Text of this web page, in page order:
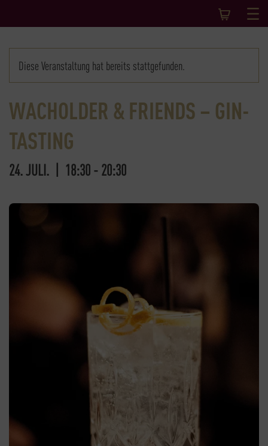
Diese Veranstaltung hat bereits stattgefunden.
WACHOLDER & FRIENDS – GIN-
TASTING
24. JULI. | 18:30-20:30